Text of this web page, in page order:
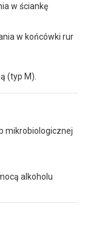
w ściankę
w końcówki rur
(typ M).
mikrobiologicznej
alkoholu